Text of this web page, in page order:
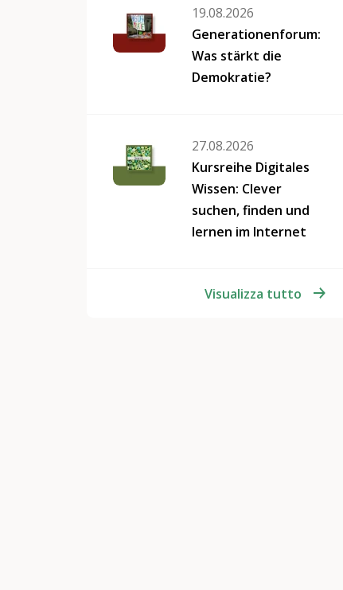
19.08.2026
Generationenforum:
Was stärkt die
Demokratie?
27.08.2026
Kursreihe Digitales
Wissen: Clever
suchen, finden und
lernen im Internet
Visualizza tutto